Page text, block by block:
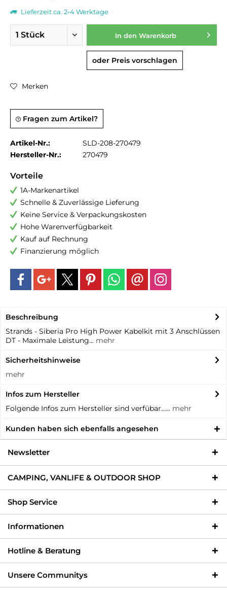
Lieferzeit ca. 2-4 Werktage
In den Warenkorb
oder Preis vorschlagen
Merken
Fragen zum Artikel?
Artikel-Nr.:
SLD-208-270479
Hersteller-Nr.:
270479
Vorteile
1A-Markenartikel
Schnelle & Zuverlässige Lieferung
Keine Service & Verpackungskosten
Hohe Warenverfügbarkeit
Kauf auf Rechnung
Finanzierung möglich
Beschreibung
Strands - Siberia Pro High Power Kabelkit mit 3 Anschlüssen
DT - Maximale Leistung... mehr
Sicherheitshinweise
mehr
Infos zum Hersteller
Folgende Infos zum Hersteller sind verfübar...... mehr
Kunden haben sich ebenfalls angesehen
Newsletter
CAMPING, VANLIFE & OUTDOOR SHOP
Shop Service
Informationen
Hotline & Beratung
Unsere Communitys